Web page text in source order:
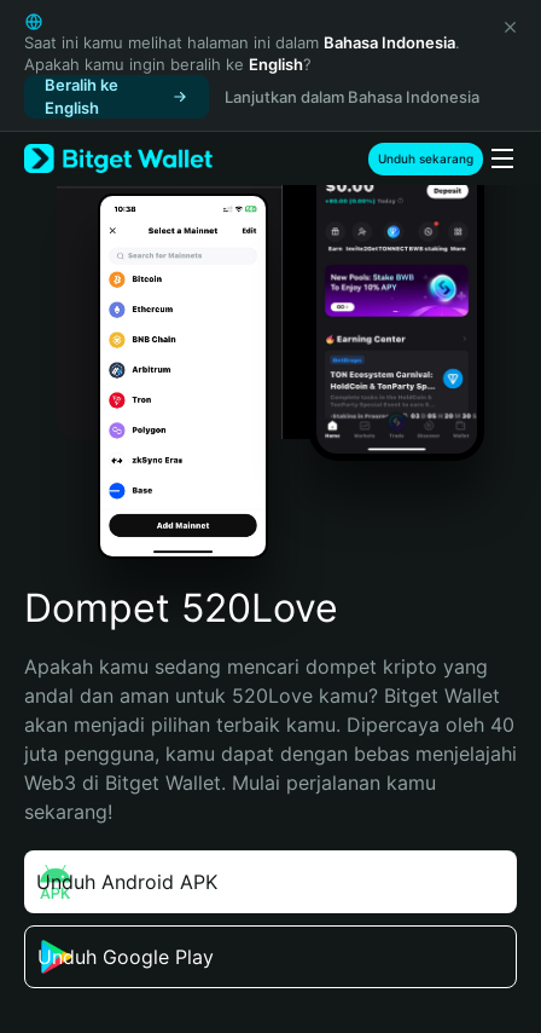
English
日本語
Tiếng Việt
Русский
Español (Latinoamérica)
Türkçe
Italiano
Português (Portugal)
Bahasa Indonesia
Português (Brasil)
Español (Argentina)
Saat ini kamu melihat halaman ini dalam Bahasa Indonesia.
Apakah kamu ingin beralih ke English?
Beralih ke
English
Lanjutkan dalam Bahasa Indonesia
Unduh sekarang
Dompet 520Love
Apakah kamu sedang mencari dompet kripto yang
andal dan aman untuk 520Love kamu? Bitget Wallet
akan menjadi pilihan terbaik kamu. Dipercaya oleh 40
juta pengguna, kamu dapat dengan bebas menjelajahi
Web3 di Bitget Wallet. Mulai perjalanan kamu
sekarang!
Unduh Android APK
Unduh Google Play